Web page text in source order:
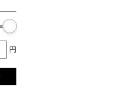
円